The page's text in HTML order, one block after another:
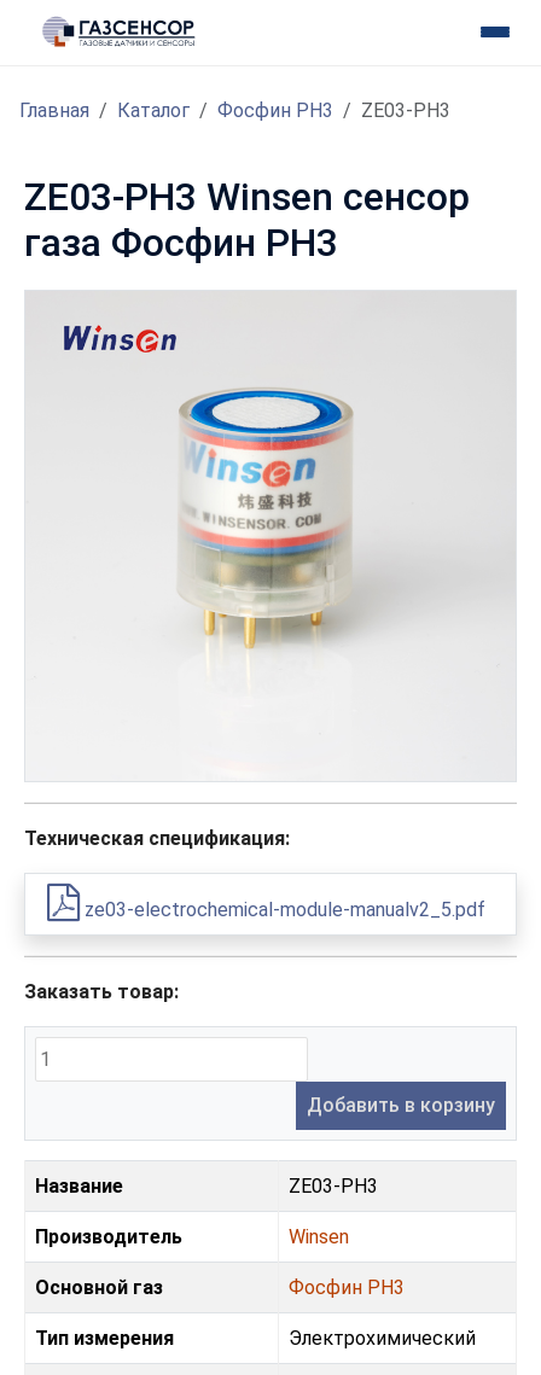
Главная Каталог Фосфин PH3 ZE03-PH3
ZE03-PH3 Winsen сенсор
газа Фосфин PH3
Техническая спецификация:
ze03-electrochemical-module-manualv2_5.pdf
Заказать товар:
Добавить в корзину
Название ZE03-PH3
Производитель Winsen
Основной газ Фосфин PH3
Тип измерения Электрохимический